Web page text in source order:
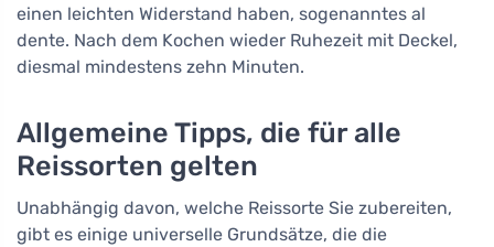
einen leichten Widerstand haben, sogenanntes al
dente. Nach dem Kochen wieder Ruhezeit mit Deckel,
diesmal mindestens zehn Minuten.
Allgemeine Tipps, die für alle
Reissorten gelten
Unabhängig davon, welche Reissorte Sie zubereiten,
gibt es einige universelle Grundsätze, die die